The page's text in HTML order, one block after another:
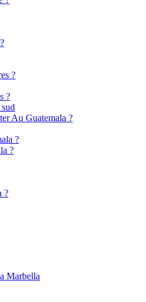
?
?
Au Guatemala ?
?
?
?
Marbella